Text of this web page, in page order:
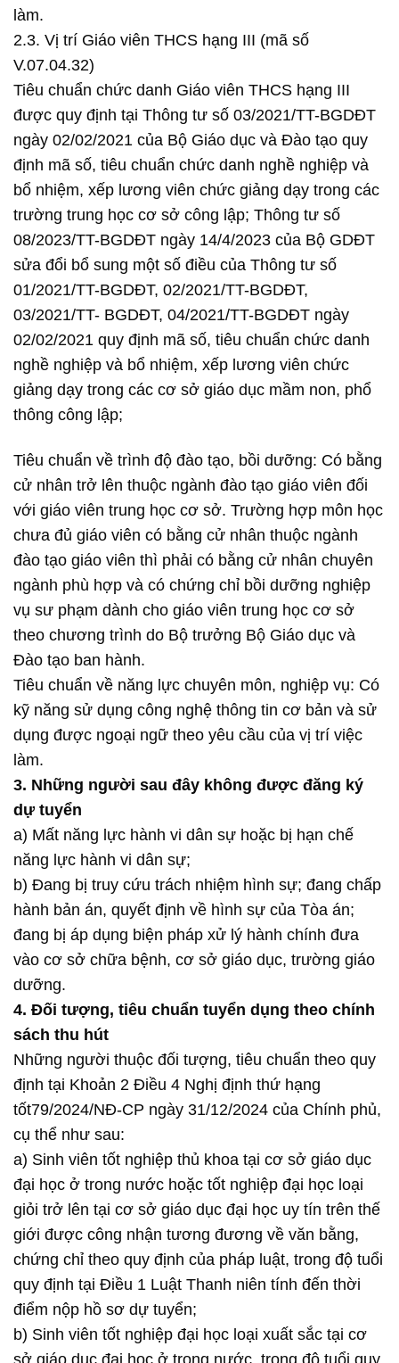
làm.
2.3. Vị trí Giáo viên THCS hạng III (mã số
V.07.04.32)
Tiêu chuẩn chức danh Giáo viên THCS hạng III
được quy định tại Thông tư số 03/2021/TT-BGDĐT
ngày 02/02/2021 của Bộ Giáo dục và Đào tạo quy
định mã số, tiêu chuẩn chức danh nghề nghiệp và
bổ nhiệm, xếp lương viên chức giảng dạy trong các
trường trung học cơ sở công lập; Thông tư số
08/2023/TT-BGDĐT ngày 14/4/2023 của Bộ GDĐT
sửa đổi bổ sung một số điều của Thông tư số
01/2021/TT-BGDĐT, 02/2021/TT-BGDĐT,
03/2021/TT- BGDĐT, 04/2021/TT-BGDĐT ngày
02/02/2021 quy định mã số, tiêu chuẩn chức danh
nghề nghiệp và bổ nhiệm, xếp lương viên chức
giảng dạy trong các cơ sở giáo dục mầm non, phổ
thông công lập;
Tiêu chuẩn về trình độ đào tạo, bồi dưỡng: Có bằng
cử nhân trở lên thuộc ngành đào tạo giáo viên đối
với giáo viên trung học cơ sở. Trường hợp môn học
chưa đủ giáo viên có bằng cử nhân thuộc ngành
đào tạo giáo viên thì phải có bằng cử nhân chuyên
ngành phù hợp và có chứng chỉ bồi dưỡng nghiệp
vụ sư phạm dành cho giáo viên trung học cơ sở
theo chương trình do Bộ trưởng Bộ Giáo dục và
Đào tạo ban hành.
Tiêu chuẩn về năng lực chuyên môn, nghiệp vụ: Có
kỹ năng sử dụng công nghệ thông tin cơ bản và sử
dụng được ngoại ngữ theo yêu cầu của vị trí việc
làm.
3. Những người sau đây không được đăng ký
dự tuyển
a) Mất năng lực hành vi dân sự hoặc bị hạn chế
năng lực hành vi dân sự;
b) Đang bị truy cứu trách nhiệm hình sự; đang chấp
hành bản án, quyết định về hình sự của Tòa án;
đang bị áp dụng biện pháp xử lý hành chính đưa
vào cơ sở chữa bệnh, cơ sở giáo dục, trường giáo
dưỡng.
4. Đối tượng, tiêu chuẩn tuyển dụng theo chính
sách thu hút
Những người thuộc đối tượng, tiêu chuẩn theo quy
định tại Khoản 2 Điều 4 Nghị định thứ hạng
tốt79/2024/NĐ-CP ngày 31/12/2024 của Chính phủ,
cụ thể như sau:
a) Sinh viên tốt nghiệp thủ khoa tại cơ sở giáo dục
đại học ở trong nước hoặc tốt nghiệp đại học loại
giỏi trở lên tại cơ sở giáo dục đại học uy tín trên thế
giới được công nhận tương đương về văn bằng,
chứng chỉ theo quy định của pháp luật, trong độ tuổi
quy định tại Điều 1 Luật Thanh niên tính đến thời
điểm nộp hồ sơ dự tuyển;
b) Sinh viên tốt nghiệp đại học loại xuất sắc tại cơ